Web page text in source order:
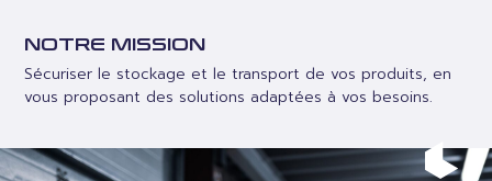
NOTRE MISSION
Sécuriser le stockage et le transport de vos produits, en
vous proposant des solutions adaptées à vos besoins.